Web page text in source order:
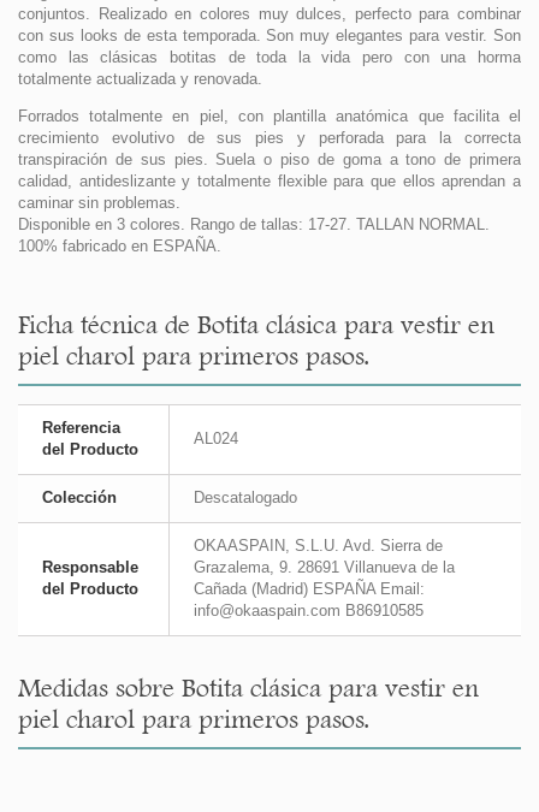
conjuntos. Realizado en colores muy dulces, perfecto para combinar
con sus looks de esta temporada. Son muy elegantes para vestir. Son
como las clásicas botitas de toda la vida pero con una horma
totalmente actualizada y renovada.
Forrados totalmente en piel, con plantilla anatómica que facilita el
crecimiento evolutivo de sus pies y perforada para la correcta
transpiración de sus pies. Suela o piso de goma a tono de primera
calidad, antideslizante y totalmente flexible para que ellos aprendan a
caminar sin problemas.
Disponible en 3 colores. Rango de tallas: 17-27. TALLAN NORMAL.
100% fabricado en ESPAÑA.
Ficha técnica de Botita clásica para vestir en
piel charol para primeros pasos.
Referencia
del Producto
AL024
Colección Descatalogado
Responsable
del Producto
OKAASPAIN, S.L.U. Avd. Sierra de
Grazalema, 9. 28691 Villanueva de la
Cañada (Madrid) ESPAÑA Email:
info@okaaspain.com B86910585
Medidas sobre Botita clásica para vestir en
piel charol para primeros pasos.